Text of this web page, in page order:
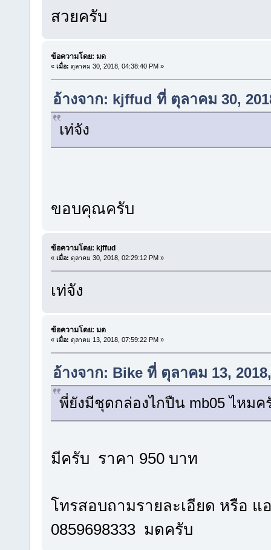
สวยครับ
ข้อความโดย: มด
« เมื่อ: ตุลาคม 30, 2018, 04:38:40 PM »
อ้างจาก: kjffud ที่ ตุลาคม 30,
เท่จัง
ขอบคุณครับ
ข้อความโดย: kjffud
« เมื่อ: ตุลาคม 30, 2018, 02:29:12 PM »
เท่จัง
ข้อความโดย: มด
« เมื่อ: ตุลาคม 13, 2018, 07:59:22 PM »
อ้างจาก: Bike ที่ ตุลาคม 13,
พี่ยังมีชุดกล่องไกปืน mb05 ไหมค
มีครับ ราคา 950 บาท
โทรสอบถามรายละเอียด หรือ แ
0859698333 มดครับ